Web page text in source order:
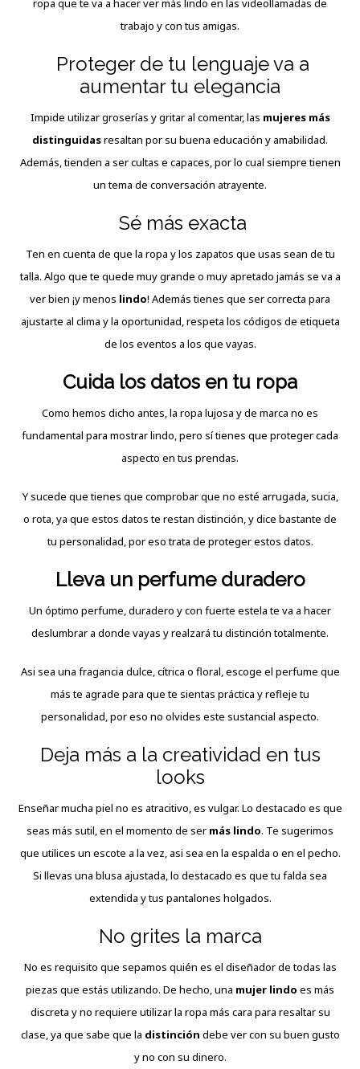
ropa que te va a hacer ver más lindo en las videollamadas de
trabajo y con tus amigas.
Proteger de tu lenguaje va a
aumentar tu elegancia
Impide utilizar groserías y gritar al comentar, las mujeres más
distinguidasresaltan por su buena educación y amabilidad.
Además, tienden a ser cultas e capaces, por lo cual siempre tienen
un tema de conversación atrayente.
Sé más exacta
Ten en cuenta de que la ropa y los zapatos que usas sean de tu
talla. Algo que te quede muy grande o muy apretado jamás se va a
ver bien ¡y menos lindo! Además tienes que ser correcta para
ajustarte al clima y la oportunidad, respeta los códigos de etiqueta
de los eventos a los que vayas.
Cuida los datos en tu ropa
Como hemos dicho antes, la ropa lujosa y de marca no es
fundamental para mostrar lindo, pero sí tienes que proteger cada
aspecto en tus prendas.
Y sucede que tienes que comprobar que no esté arrugada, sucia,
o rota, ya que estos datos te restan distinción, y dice bastante de
tu personalidad, por eso trata de proteger estos datos.
Lleva un perfume duradero
Un óptimo perfume, duradero y con fuerte estela te va a hacer
deslumbrar a donde vayas y realzará tu distinción totalmente.
Asi sea una fragancia dulce, cítrica o floral, escoge el perfume que
más te agrade para que te sientas práctica y refleje tu
personalidad, por eso no olvides este sustancial aspecto.
Deja más a la creatividad en tus
looks
Enseñar mucha piel no es atracitivo, es vulgar. Lo destacado es que
seas más sutil, en el momento de ser más lindo. Te sugerimos
que utilices un escote a la vez, asi sea en la espalda o en el pecho.
Si llevas una blusa ajustada, lo destacado es que tu falda sea
extendida y tus pantalones holgados.
No grites la marca
No es requisito que sepamos quién es el diseñador de todas las
piezas que estás utilizando. De hecho, una mujer lindo es más
discreta y no requiere utilizar la ropa más cara para resaltar su
clase, ya que sabe que la distinción debe ver con su buen gusto
y no con su dinero.